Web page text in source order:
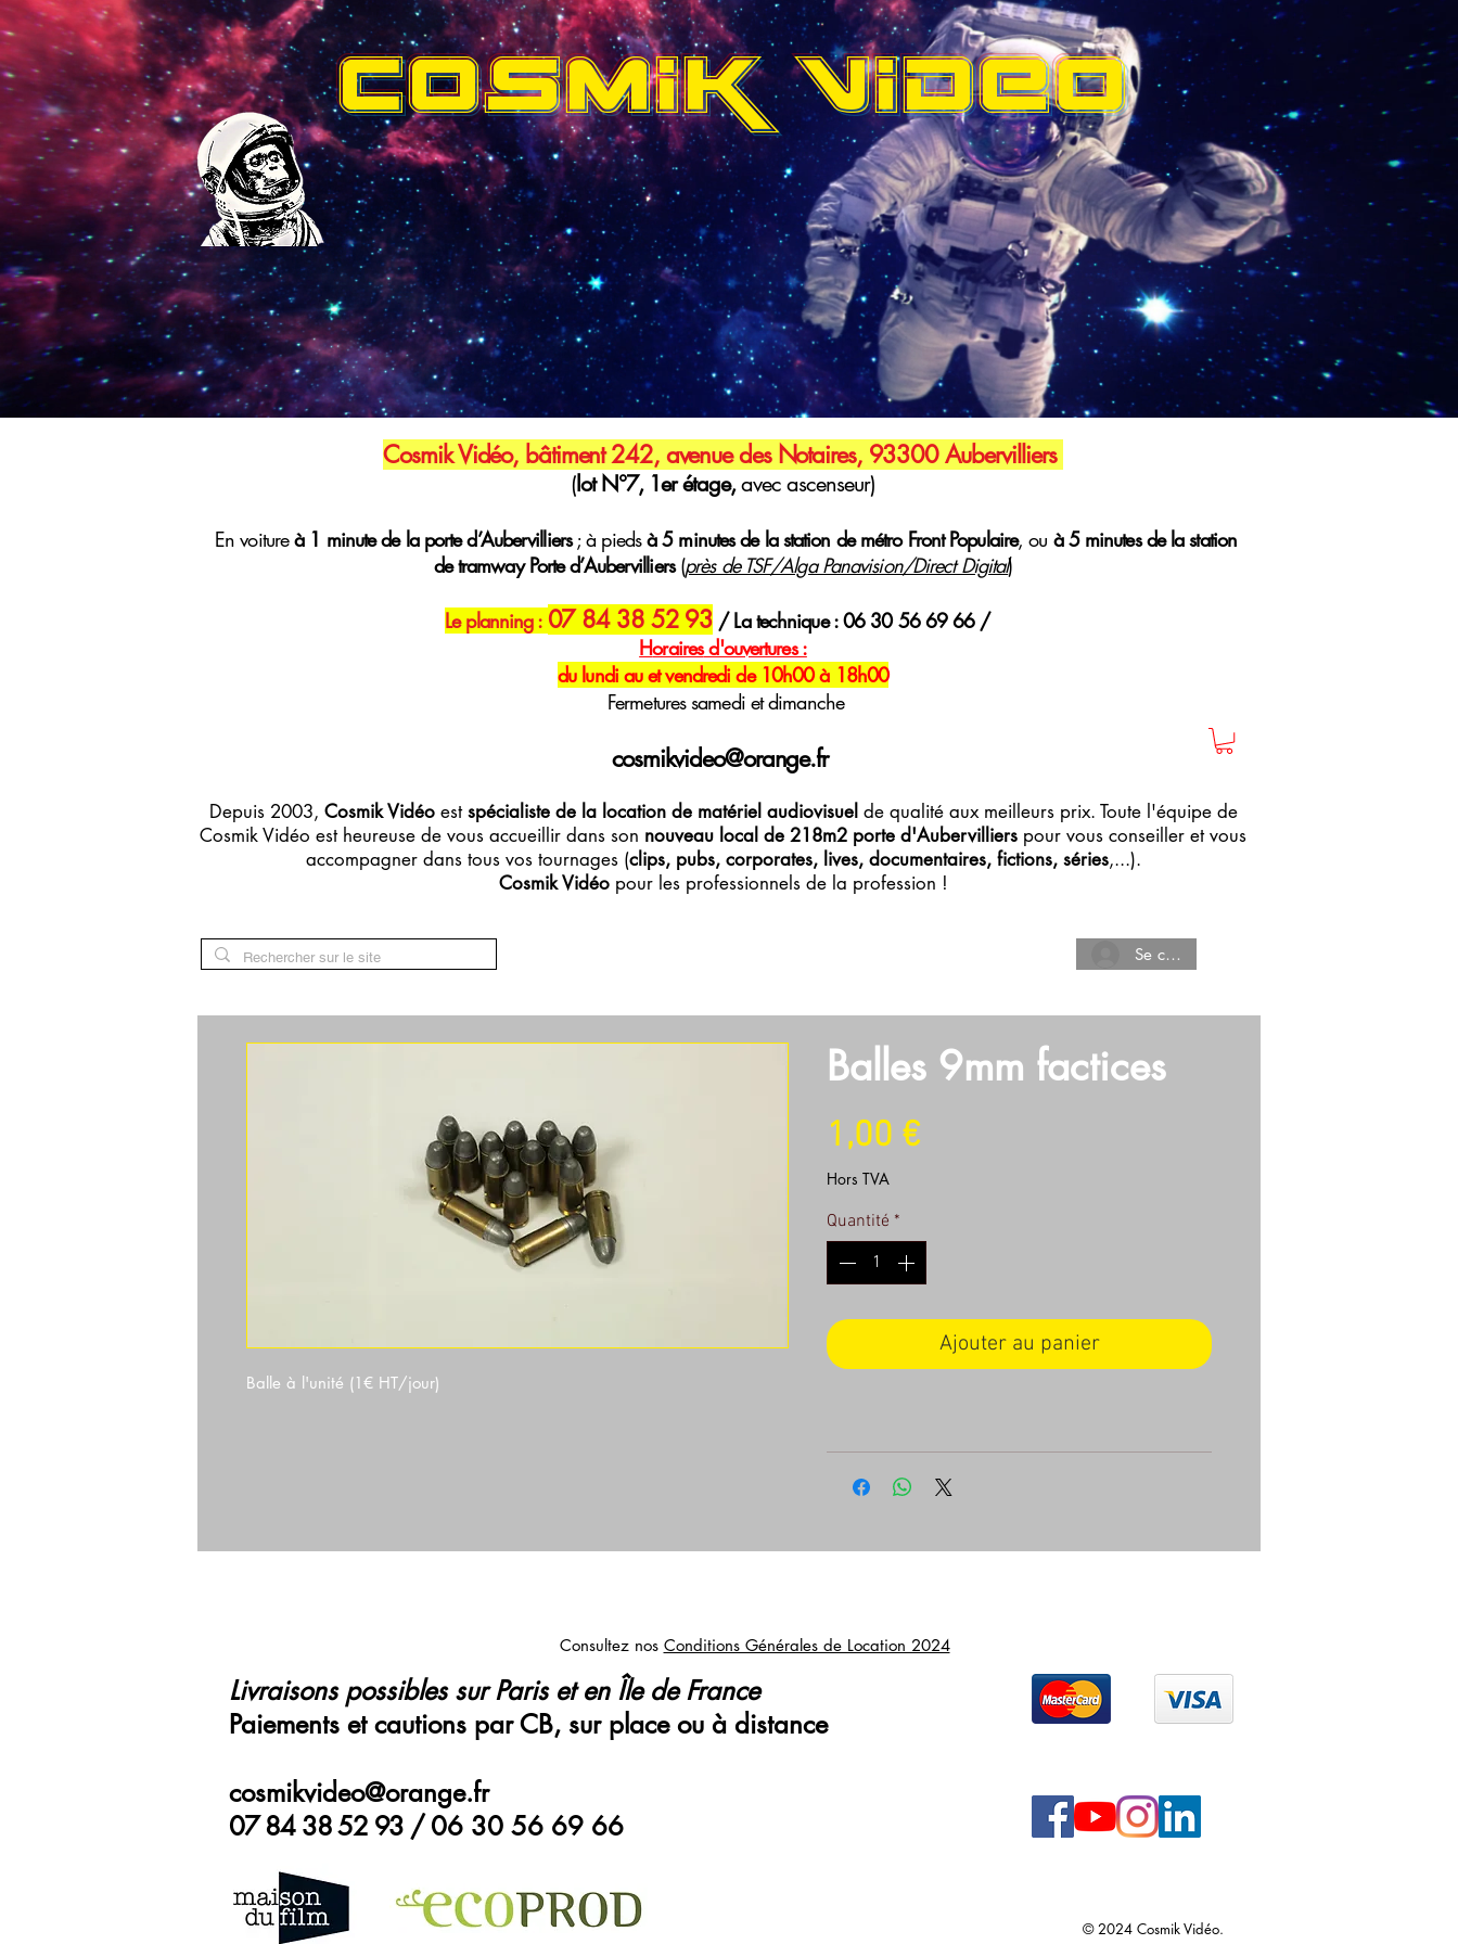
COSMIK VIDEO
Cosmik Vidéo, bâtiment 242, avenue des Notaires, 93300 Aubervilliers
(lot N°7, 1er étage,avec ascenseur)
En voitureà 1 minute de la porte d’Aubervilliers; à piedsà 5 minutes de la station de métro Front Populaire, ou à 5 minutes de la station
de tramway Porte d’Aubervilliers(près de TSF/Alga Panavision/Direct Digital)
Le planning : 07 84 38 52 93 / La technique : 06 30 56 69 66 /
Horairesd'ouvertures :
du lundi au et vendredi de 10h00 à 18h00
Fermetures samedi et dimanche
cosmikvideo@orange.fr
Depuis 2003, Cosmik Vidéoestspécialiste de la location de matériel audiovisuel de qualité aux meilleurs prix. Toute l'équipe de
Cosmik Vidéo est heureuse de vous accueillir dans son nouveau local de 218m2 porte d'Aubervilliers pour vous conseiller et vous
accompagner dans tous vos tournages (clips, pubs, corporates, lives, documentaires, fictions, séries,...).
Cosmik Vidéopour les professionnels de la profession !
Se connecter
Balle à l'unité (1€ HT/jour)
Balles 9mm factices
1,00 €Prix
Hors TVA
Quantité *
Ajouter au panier
Consultez nos Conditions Générales de Location 2024
cosmikvideo@orange.fr
07 84 38 52 93 /06 30 56 69 66
Livraisons possibles sur Paris et en Île de France
Paiements et cautions par CB, sur place ou à distance
© 2024 Cosmik Vidéo.